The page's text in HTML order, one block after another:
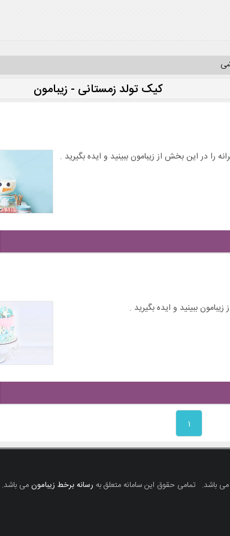
کیک تولد زمستانی - زیبامون
در این بخش از زیبامون ببینید و ایده بگیرید .
۱
باشد. تمامی حقوق این سامانه متعلق به رسانه برخط زیبامونمی باشد.